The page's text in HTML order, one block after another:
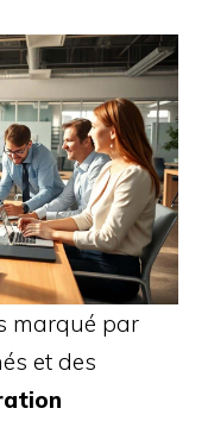
marqué par
et des